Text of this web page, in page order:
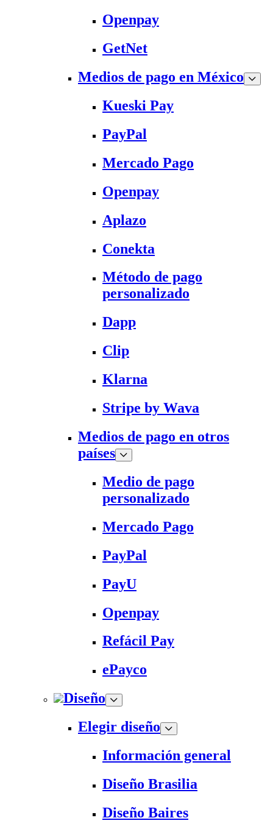
Openpay
GetNet
Medios de pago en México
Kueski Pay
PayPal
Mercado Pago
Openpay
Aplazo
Conekta
Método de pago
personalizado
Dapp
Clip
Klarna
Stripe by Wava
Medios de pago en otros
países
Medio de pago
personalizado
Mercado Pago
PayPal
PayU
Openpay
Refácil Pay
ePayco
Diseño
Elegir diseño
Información general
Diseño Brasilia
Diseño Baires